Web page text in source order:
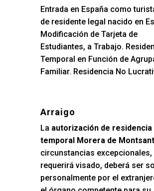
Entrada en España como
de residente legal nacido en
Modificación de Tarjeta de
Estudiantes, a Trabajo.
Temporal en Función de
Familiar. Residencia No
Arraigo
La autorización de residencia
temporal Morera de Montsant
circunstancias excepcionales,
requerirá visado, deberá ser
personalmente por el